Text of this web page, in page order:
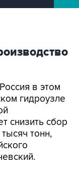
в этом
гидроузле
снизить сбор
тонн,